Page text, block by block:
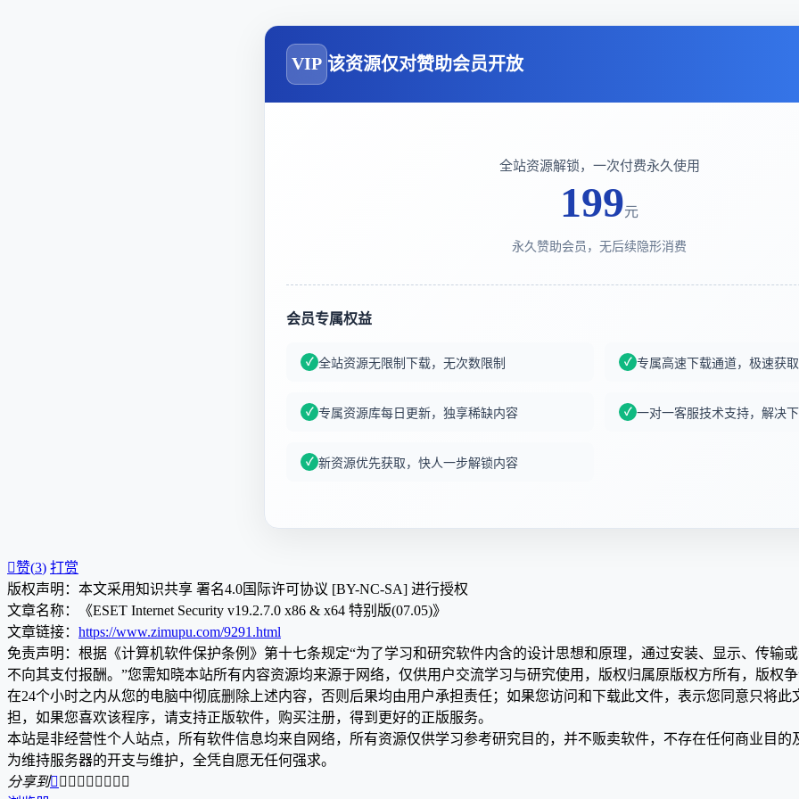
VIP 该资源仅对赞助会员开放
全站资源解锁，一次付费永久使用
199元
永久赞助会员，无后续隐形消费
会员专属权益
全站资源无限制下载，无次数限制 专属高速下载通道，极速获
专属资源库每日更新，独享稀缺内容 一对一客服技术支持，解决
新资源优先获取，快人一步解锁内容
赞(3) 打赏
版权声明：本文采用知识共享 署名4.0国际许可协议 [BY-NC-SA] 进行授权
文章名称：《ESET Internet Security v19.2.7.0 x86 & x64 特别版(07.05)》
文章链接： https://www.zimupu.com/9291.html
免责声明：根据《计算机软件保护条例》第十七条规定“为了学习和研究软件内含的设计思想和原理，通过安装、显示、传输
不向其支付报酬。”您需知晓本站所有内容资源均来源于网络，仅供用户交流学习与研究使用，版权归属原版权方所有，版权
在24个小时之内从您的电脑中彻底删除上述内容，否则后果均由用户承担责任；如果您访问和下载此文件，表示您同意只将
担，如果您喜欢该程序，请支持正版软件，购买注册，得到更好的正版服务。
本站是非经营性个人站点，所有软件信息均来自网络，所有资源仅供学习参考研究目的，并不贩卖软件，不存在任何商业目
为维持服务器的开支与维护，全凭自愿无任何强求。
分享到        